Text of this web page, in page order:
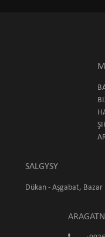
SALGYSY
Dükan - Aşgabat,